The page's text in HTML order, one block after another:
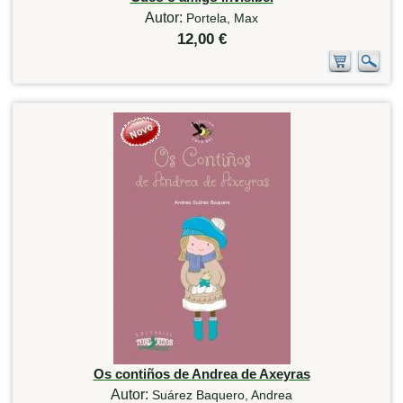
Autor: Portela, Max
12,00 €
Os contiños de Andrea de Axeyras
Autor: Suárez Baquero, Andrea